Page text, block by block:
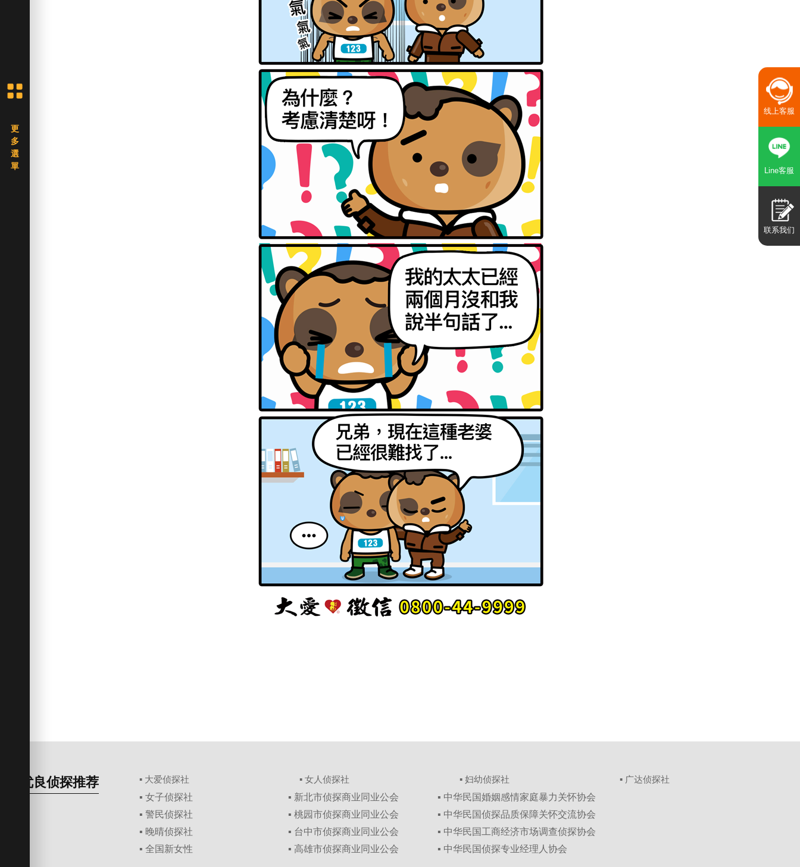
优良侦探推荐 ▪ 大爱侦探社 ▪ 女人侦探社 ▪ 妇幼侦探社 ▪ 广达侦探社
▪ 女子侦探社
▪ 警民侦探社
▪ 晚晴侦探社
▪ 全国新女性
▪ 新北市侦探商业同业公会
▪ 桃园市侦探商业同业公会
▪ 台中市侦探商业同业公会
▪ 高雄市侦探商业同业公会
▪ 中华民国婚姻感情家庭暴力关怀协会
▪ 中华民国侦探品质保障关怀交流协会
▪ 中华民国工商经济市场调查侦探协会
▪ 中华民国侦探专业经理人协会
线上客服
Line客服
联系我们